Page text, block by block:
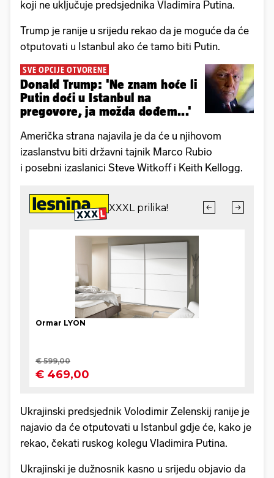
koji ne uključuje predsjednika Vladimira Putina.
Trump je ranije u srijedu rekao da je moguće da će
otputovati u Istanbul ako će tamo biti Putin.
SVE OPCIJE OTVORENE
Donald Trump: 'Ne znam hoće li
Putin doći u Istanbul na
pregovore, ja možda dođem...'
Američka strana najavila je da će u njihovom
izaslanstvu biti državni tajnik Marco Rubio
i posebni izaslanici Steve Witkoff i Keith Kellogg.
Ukrajinski predsjednik Volodimir Zelenskij ranije je
najavio da će otputovati u Istanbul gdje će, kako je
rekao, čekati ruskog kolegu Vladimira Putina.
Ukrajinski je dužnosnik kasno u srijedu objavio da